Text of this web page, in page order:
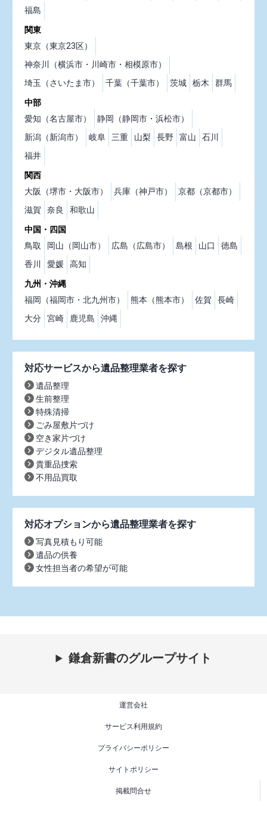
福島
関東
東京（東京23区）
神奈川（横浜市・川崎市・相模原市）
埼玉（さいたま市）
千葉（千葉市） 茨城 栃木 群馬
中部
愛知（名古屋市）
静岡（静岡市・浜松市）
新潟（新潟市）
岐阜 三重 山梨 長野 富山
石川
福井
関西
大阪（堺市・大阪市）
兵庫（神戸市）
京都（京都市）
滋賀
奈良 和歌山
中国・四国
鳥取
岡山（岡山市） 広島（広島市） 島根 山口
徳島
香川
愛媛 高知
九州・沖縄
福岡（福岡市・北九州市）
熊本（熊本市） 佐賀
長崎
大分
宮崎 鹿児島 沖縄
対応サービスから遺品整理業者を探す
遺品整理
生前整理
特殊清掃
ごみ屋敷片づけ
空き家片づけ
デジタル遺品整理
貴重品捜索
不用品買取
対応オプションから遺品整理業者を探す
写真見積もり可能
遺品の供養
女性担当者の希望が可能
鎌倉新書のグループサイト
運営会社
サービス利用規約
プライバシーポリシー
サイトポリシー
掲載問合せ